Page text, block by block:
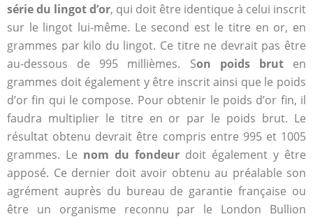
série du lingot d’or, qui doit être identique à celui inscrit
sur le lingot lui-même. Le second est le titre en or, en
grammes par kilo du lingot. Ce titre ne devrait pas être
au-dessous de 995 millièmes. Son poids bruten
grammes doit également y être inscrit ainsi que le poids
d’or fin qui le compose. Pour obtenir le poids d’or fin, il
faudra multiplier le titre en or par le poids brut. Le
résultat obtenu devrait être compris entre 995 et 1005
grammes. Le nom du fondeur doit également y être
apposé. Ce dernier doit avoir obtenu au préalable son
agrément auprès du bureau de garantie française ou
être un organisme reconnu par le London Bullion